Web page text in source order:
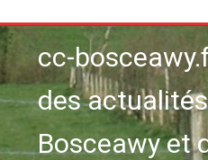
au
contenucc-
des
Bosceawy et